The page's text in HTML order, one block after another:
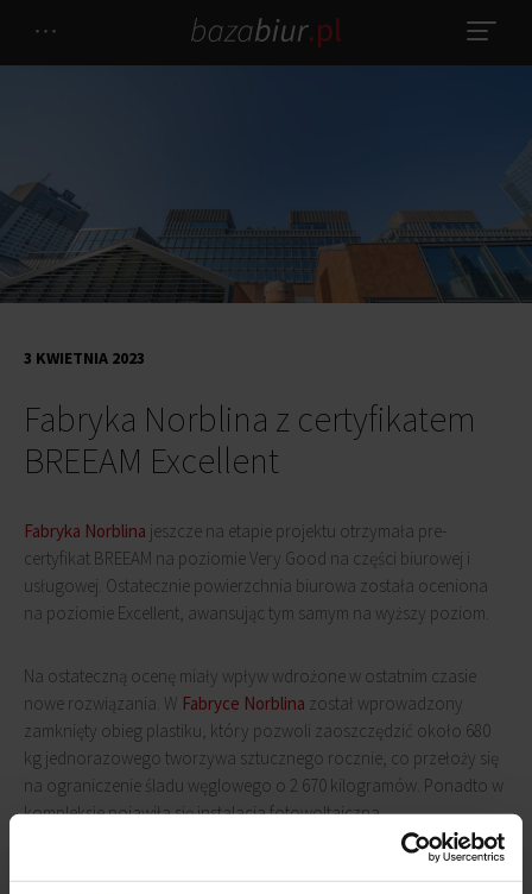
Fabryka Norblina z certyfikatem
BREEAM Excellent
3 KWIETNIA 2023
Fabryka Norblina jeszcze na etapie projektu otrzymała pre-
certyfikat BREEAM na poziomie Very Good na części biurowej i
usługowej. Ostatecznie powierzchnia biurowa została oceniona
na poziomie Excellent, awansując tym samym na wyższy poziom.
Na ostateczną ocenę miały wpływ wdrożone w ostatnim czasie
nowe rozwiązania. W Fabryce Norblina został wprowadzony
zamknięty obieg plastiku, który pozwoli zaoszczędzić około 680
kg jednorazowego tworzywa sztucznego rocznie, co przełoży się
na ograniczenie śladu węglowego o 2 670 kilogramów. Ponadto w
kompleksie pojawiła się instalacja fotowoltaiczna.
Na całym pofabrycznym obszarze kompleksu udało się posadzić